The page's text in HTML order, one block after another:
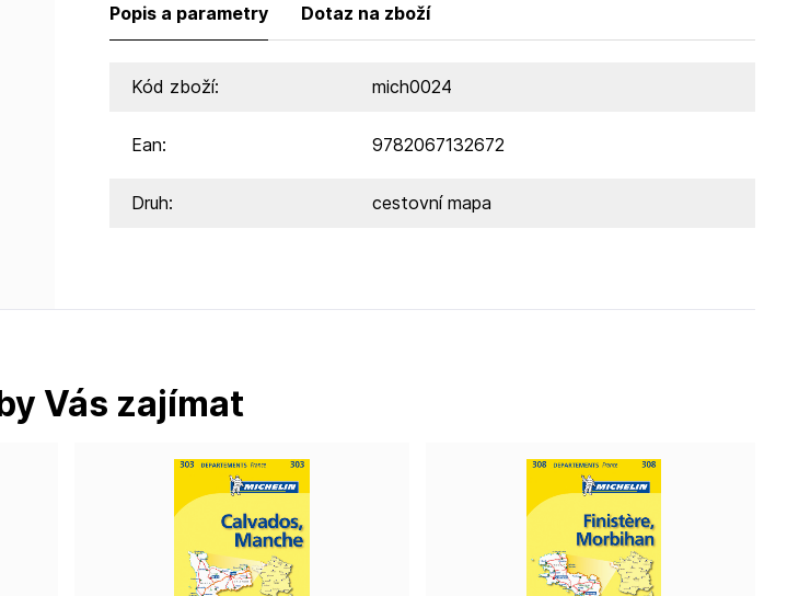
Popis a parametry Dotaz na zboží
Kód zboží: mich0024
Ean: 9782067132672
Druh: cestovní mapa
Vás zajímat